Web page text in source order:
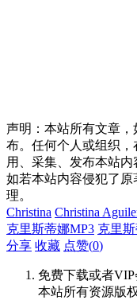
声明：本站所有文章
布。任何个人或组织
用、采集、发布本站内
如若本站内容侵犯了
理。
Christina Christina
克里斯蒂娜MP3 克里
分享 收藏 点赞(0)
免费下载或者
本站所有资源版